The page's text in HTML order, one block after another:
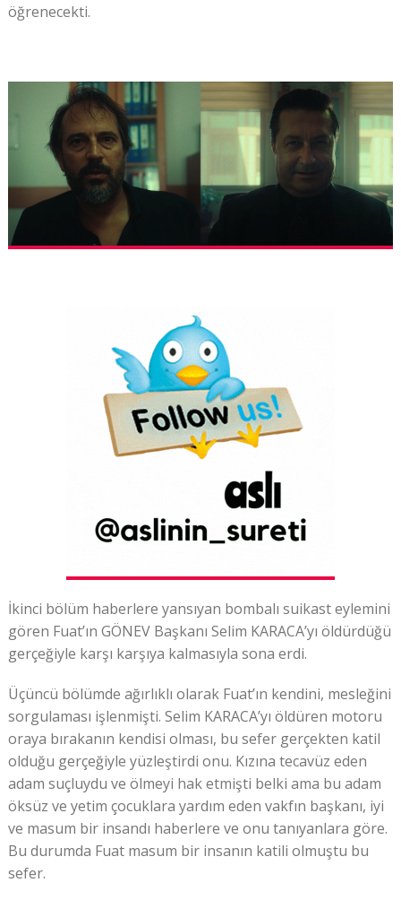
öğrenecekti.
İkinci bölüm haberlere yansıyan bombalı suikast eylemini
gören Fuat’ın GÖNEV Başkanı Selim KARACA’yı öldürdüğü
gerçeğiyle karşı karşıya kalmasıyla sona erdi.
Üçüncü bölümde ağırlıklı olarak Fuat’ın kendini, mesleğini
sorgulaması işlenmişti. Selim KARACA’yı öldüren motoru
oraya bırakanın kendisi olması, bu sefer gerçekten katil
olduğu gerçeğiyle yüzleştirdi onu. Kızına tecavüz eden
adam suçluydu ve ölmeyi hak etmişti belki ama bu adam
öksüz ve yetim çocuklara yardım eden vakfın başkanı, iyi
ve masum bir insandı haberlere ve onu tanıyanlara göre.
Bu durumda Fuat masum bir insanın katili olmuştu bu
sefer.